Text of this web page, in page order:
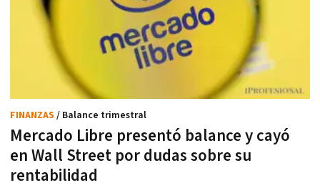
Mercado Libre presentó balance y cayó
en Wall Street por dudas sobre su
rentabilidad
FINANZAS / Balance trimestral